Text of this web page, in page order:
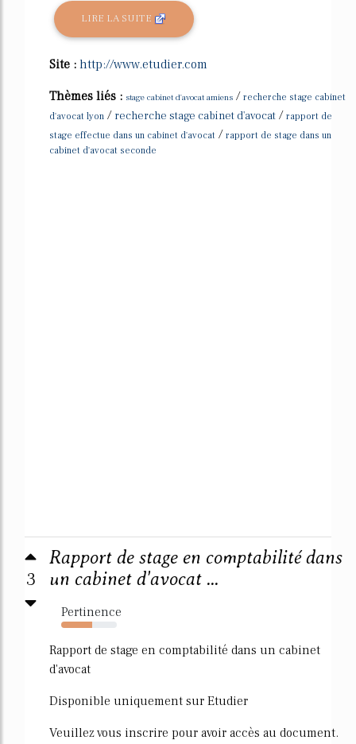
LIRE LA SUITE
Site : http://www.etudier.com
Thèmes liés : stage cabinet d'avocat amiens / recherche stage cabinet
d'avocat lyon / recherche stage cabinet d'avocat / rapport de
stage effectue dans un cabinet d'avocat / rapport de stage dans un
cabinet d'avocat seconde
3
Rapport de stage en comptabilité dans
un cabinet d'avocat ...
Pertinence
55%
Rapport de stage en comptabilité dans un cabinet
d'avocat
Disponible uniquement sur Etudier
Veuillez vous inscrire pour avoir accès au document.